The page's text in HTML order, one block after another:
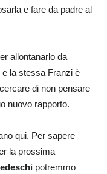
e fare da padre al
allontanarlo da
la stessa Franzi è
di non pensare
nuovo rapporto.
qui. Per sapere
la prossima
potremmo